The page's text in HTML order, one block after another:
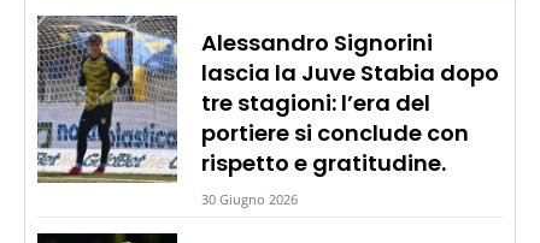
Alessandro Signorini
lascia la Juve Stabia dopo
tre stagioni: l’era del
portiere si conclude con
rispetto e gratitudine.
30 Giugno 2026